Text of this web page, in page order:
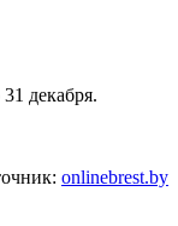
декабря.
onlinebrest.by